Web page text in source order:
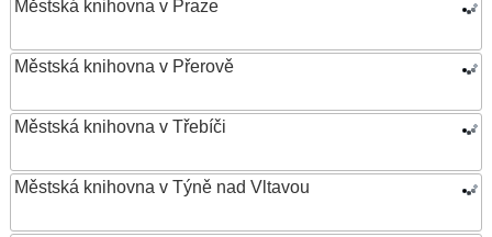
Městská knihovna v Praze
Městská knihovna v Přerově
Městská knihovna v Třebíči
Městská knihovna v Týně nad Vltavou